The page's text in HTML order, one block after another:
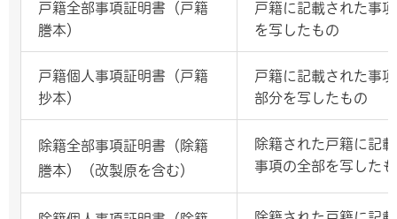
戸籍全部事項証明書（戸籍
謄本）
戸籍に記載された事
を写したもの
戸籍個人事項証明書（戸籍
抄本）
戸籍に記載された事
部分を写したもの
除籍全部事項証明書（除籍
謄本）（改製原を含む）
除籍された戸籍に記
事項の全部を写した